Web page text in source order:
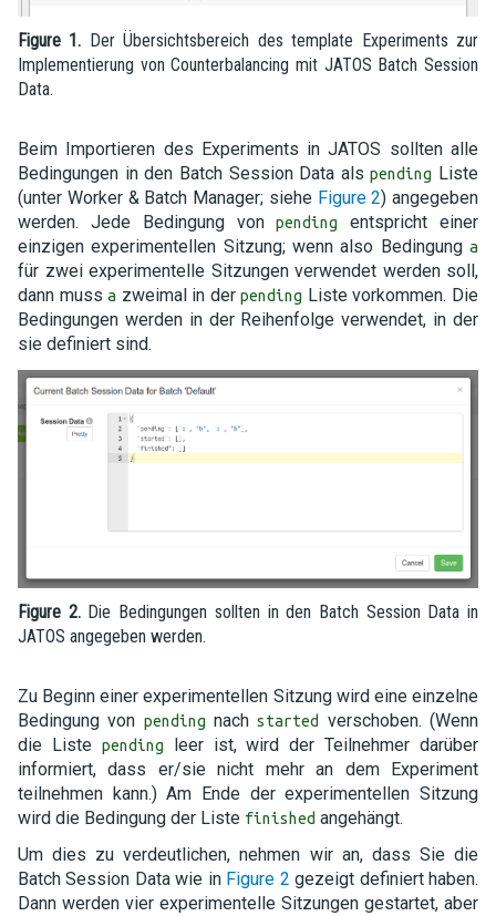
Figure 1. Der Übersichtsbereich des template Experiments zur
Implementierung von Counterbalancing mit JATOS Batch Session
Data.
Beim Importieren des Experiments in JATOS sollten alle
Bedingungen in den Batch Session Data alspending
Liste
(unter Worker & Batch Manager; siehe Figure 2) angegeben
werden. Jede Bedingung vonpending
entspricht einer
einzigen experimentellen Sitzung; wenn also Bedingung a
für zwei experimentelle Sitzungen verwendet werden soll,
dann mussa zweimal in derpending Liste vorkommen. Die
Bedingungen werden in der Reihenfolge verwendet, in der
sie definiert sind.
Figure 2.Die Bedingungen sollten in den Batch Session Data in
JATOS angegeben werden.
Zu Beginn einer experimentellen Sitzung wird eine einzelne
Bedingung von pending nachstarted
verschoben. (Wenn
die Liste pending
leer ist, wird der Teilnehmer darüber
informiert, dass er/sie nicht mehr an dem Experiment
teilnehmen kann.) Am Ende der experimentellen Sitzung
wird die Bedingung der Liste finished angehängt.
Um dies zu verdeutlichen, nehmen wir an, dass Sie die
Batch Session Data wie in Figure 2 gezeigt definiert haben.
Dann werden vier experimentelle Sitzungen gestartet, aber